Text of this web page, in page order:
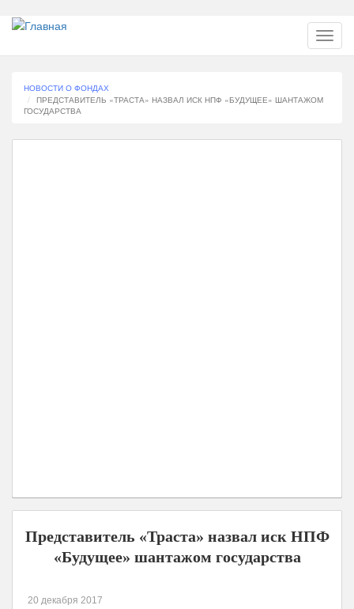
Перейти
основному
НОВОСТИ О ФОНДАХ
ПРЕДСТАВИТЕЛЬ «ТРАСТА» НАЗВАЛ ИСК НПФ «БУДУЩЕЕ» ШАНТАЖОМ
ГОСУДАРСТВА
Представитель «Траста» назвал иск НПФ
«Будущее» шантажом государства
20 декабря 2017